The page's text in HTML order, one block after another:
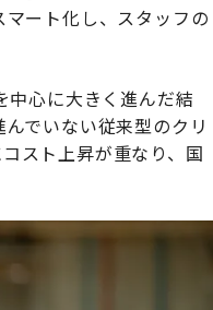
ート化し、スタッフの
中心に大きく進んだ結
でいない従来型のクリ
スト上昇が重なり、国